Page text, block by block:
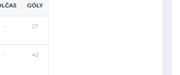
GÓLY
- 27
- 42